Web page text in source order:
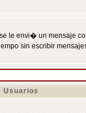
le envi� un mensaje
sin escribir
Usuarios